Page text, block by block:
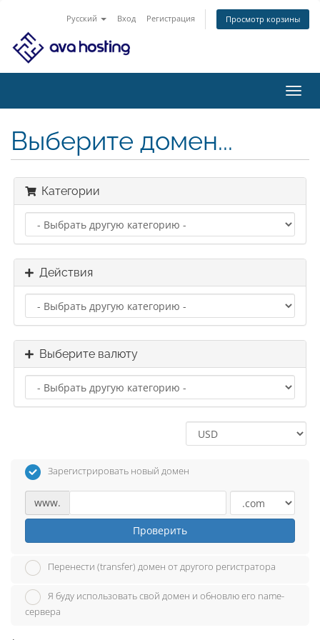
Русский Вход Регистрация Просмотр корзины
Выберите домен...
Категории
Действия
Выберите валюту
Зарегистрировать новый домен
www.
Проверить
Перенести (transfer) домен от другого регистратора
Я буду использовать свой домен и обновлю его name-
сервера